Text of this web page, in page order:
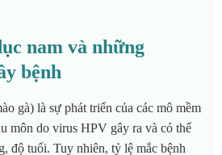
nam và những
bệnh
gà) là sự phát triển của các mô mềm
môn do virus HPV gây ra và có thể
độ tuổi. Tuy nhiên, tỷ lệ mắc bệnh